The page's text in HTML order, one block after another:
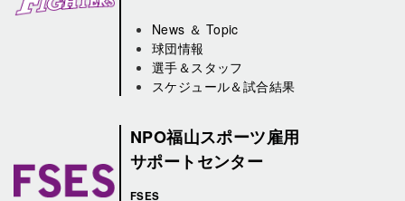
News ＆ Topic
球団情報
選手＆スタッフ
スケジュール＆試合結果
NPO福山スポーツ雇用
サポートセンター
FSES